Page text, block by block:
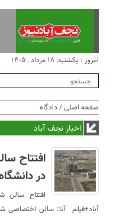
امروز : یکشنبه, ۱۸ مرداد , ۱۴۰۵
صفحه اصلی/ دادگاه
اخبار نجف آباد
افتتاح
در
افتتاح سالن
آباد+فیلم آنا: سالن اختصاصی